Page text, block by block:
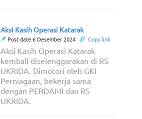
Aksi Kasih Operasi Katarak
Post date 6 Desember 2024 Copy link
Aksi Kasih Operasi Katarak
kembali diselenggarakan di RS
UKRIDA. Dimotori oleh GKI
Perniagaan, bekerja sama
dengan PERDAMI dan RS
UKRIDA.